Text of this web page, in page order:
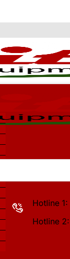
Hotline
Hotline